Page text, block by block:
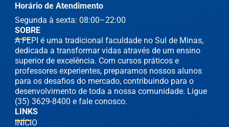
SOBRE
A FEPI é uma tradicional faculdade no Sul de Minas,
dedicada a transformar vidas através de um ensino
superior de excelência. Com cursos práticos e
professores experientes, preparamos nossos alunos
para os desafios do mercado, contribuindo para o
desenvolvimento de toda a nossa comunidade. Ligue
(35) 3629-8400 e fale conosco.
LINKS
INÍCIO
Horário de Atendimento
Segunda à sexta: 08:00–22:00